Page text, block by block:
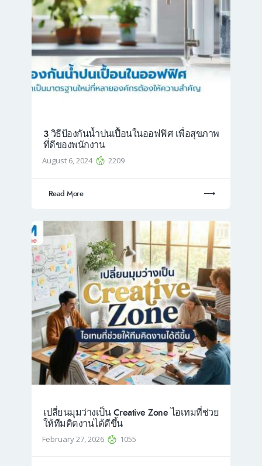
3 วิธีป้องกันน้ำปนเปื้อนในออฟฟิศ เพื่อสุขภาพ
ที่ดีของพนักงาน
August 6, 2024 2209
Read More
เปลี่ยนมุมว่างเป็น Creative Zone ไอเทมที่ช่วย
ให้ทีมคิดงานได้ดีขึ้น
February 27, 2026 1055